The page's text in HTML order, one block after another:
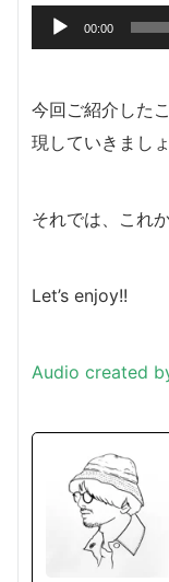
声
レ
ヤ
00:00
今回ご紹介した
現していきましょ
それでは、これ
Let’s enjoy!!
Audio created